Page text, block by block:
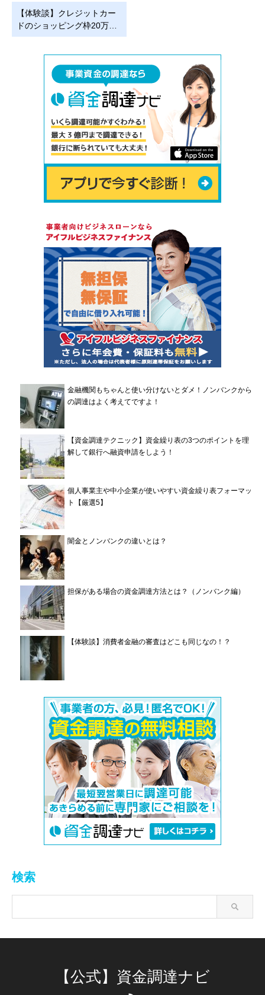
【体験談】クレジットカー
ドのショッピング枠20万…
金融機関もちゃんと使い分けないとダメ！ノンバンクから
の調達はよく考えてですよ！
【資金調達テクニック】資金繰り表の3つのポイントを理
解して銀行へ融資申請をしよう！
個人事業主や中小企業が使いやすい資金繰り表フォーマッ
ト【厳選5】
闇金とノンバンクの違いとは？
担保がある場合の資金調達方法とは？（ノンバンク編）
【体験談】消費者金融の審査はどこも同じなの！？
検索
【公式】資金調達ナビ